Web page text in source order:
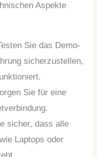
Aspekte
Sie das Demo-
sicherzustellen,
Sie für eine
sicher, dass alle
Laptops oder